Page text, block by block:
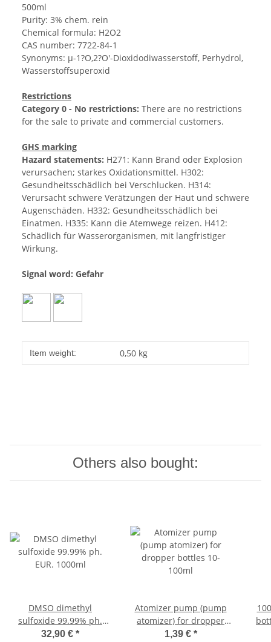
500ml
Purity: 3% chem. rein
Chemical formula: H2O2
CAS number: 7722-84-1
Synonyms: µ-1?O,2?O'-Dioxidodiwasserstoff, Perhydrol,
Wasserstoffsuperoxid
Restrictions
Category 0 - No restrictions: There are no restrictions
for the sale to private and commercial customers.
GHS marking
Hazard statements: H271: Kann Brand oder Explosion
verursachen; starkes Oxidationsmittel. H302:
Gesundheitsschädlich bei Verschlucken. H314:
Verursacht schwere Verätzungen der Haut und schwere
Augenschäden. H332: Gesundheitsschädlich bei
Einatmen. H335: Kann die Atemwege reizen. H412:
Schädlich für Wasserorganismen, mit langfristiger
Wirkung.
Signal word: Gefahr
Item weight: 0,50 kg
Others also bought:
DMSO dimethyl
sulfoxide 99.99% ph.
EUR. 1000ml
32,90 € *
Atomizer pump (pump
atomizer) for dropper
bottles 10-100ml
1,39 € *